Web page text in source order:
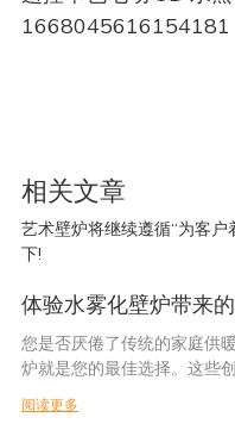
1668045616154181
相关文章
艺术壁炉将继续遵循“为客
下!
体验水雾化壁炉带来
您是否厌倦了传统的家庭供
炉就是您的最佳选择。这些
创造出逼真迷人的火焰，同
们将探索水雾化壁炉的诸多
阅读更多